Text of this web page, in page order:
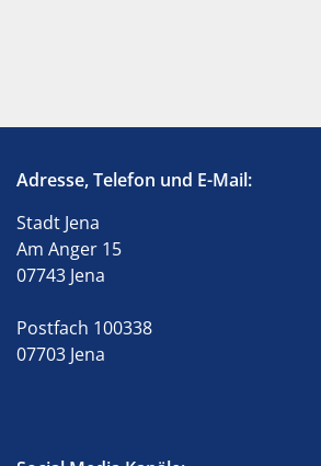
Adresse, Telefon und E-Mail:
Stadt Jena
Am Anger 15
07743 Jena
Postfach 100338
07703 Jena